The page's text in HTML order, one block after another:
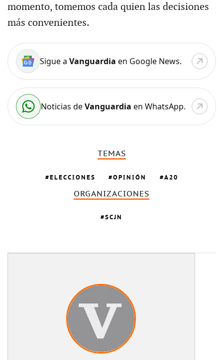
momento, tomemos cada quien las decisiones
más convenientes.
Sigue a Vanguardia en Google News.
Noticias deVanguardia en WhatsApp.
TEMAS
ELECCIONES OPINIÓN A20
ORGANIZACIONES
SCJN